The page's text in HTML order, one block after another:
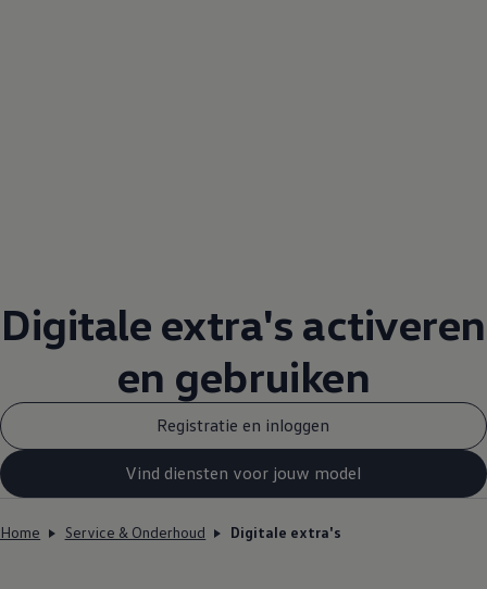
Digitale extra's activeren
en gebruiken
Registratie en inloggen
Vind diensten voor jouw model
Home Service & Onderhoud Digitale extra's